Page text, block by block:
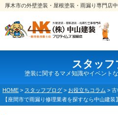
厚木市の外壁塗装・屋根塗装・雨漏り専門店
スタッフ
塗装に関するマメ知識やイベント
HOME > スタッフブログ > お役立ちコラム > 古
【座間市で雨漏り修理業者を探すなら中山建装】